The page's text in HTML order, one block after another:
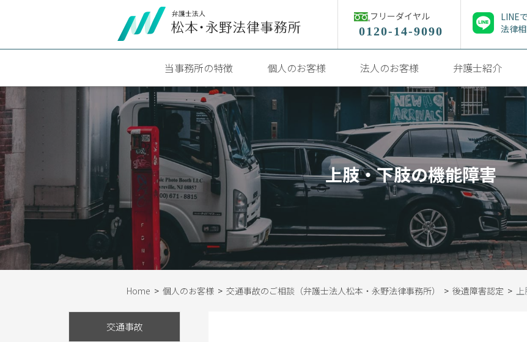
フリーダイヤル
0120-14-9090
LINE
法律
当事務所の特徴 個人のお客様 法人のお客様 弁護士紹介
上肢・下肢の機能障害
Home > 個人のお客様 > 交通事故のご相談（弁護士法人松本・永野法律事務所） > 後遺障害認定 > 上
交通事故